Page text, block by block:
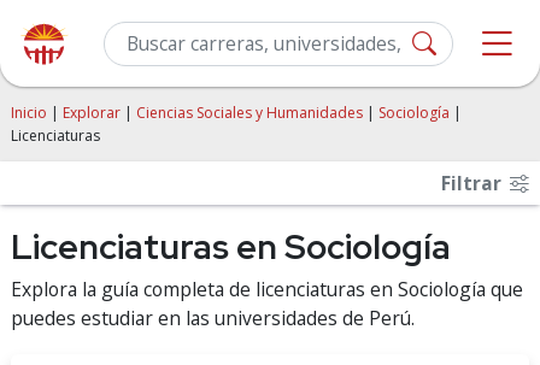
Inicio | Explorar | Ciencias Sociales y Humanidades | Sociología |
Licenciaturas
Filtrar
Licenciaturas en Sociología
Explora la guía completa de licenciaturas en Sociología que
puedes estudiar en las universidades de Perú.